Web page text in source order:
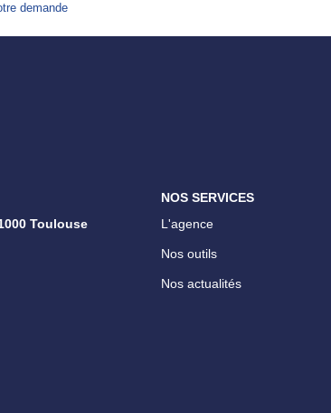
demande
Toulouse
NOS SERVICES
L'agence
Nos outils
Nos actualités